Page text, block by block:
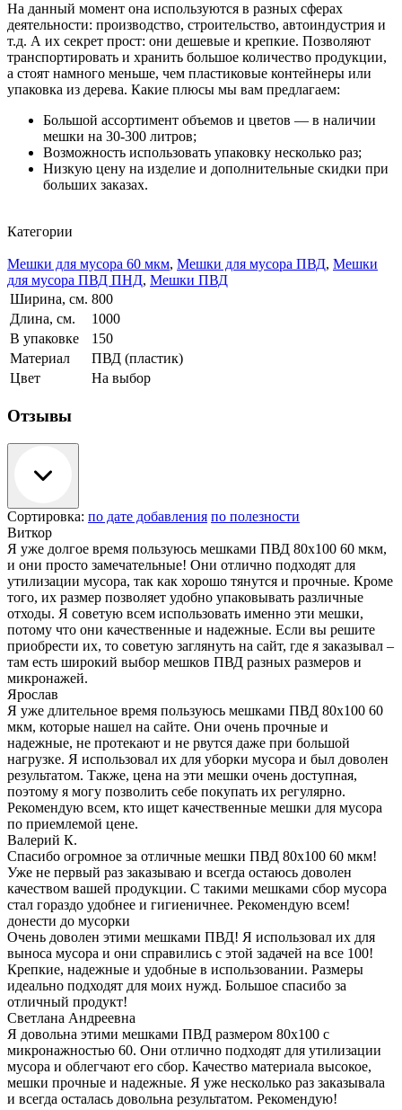
На данный момент она используются в разных сферах
деятельности: производство, строительство, автоиндустрия и
т.д. А их секрет прост: они дешевые и крепкие. Позволяют
транспортировать и хранить большое количество продукции,
а стоят намного меньше, чем пластиковые контейнеры или
упаковка из дерева. Какие плюсы мы вам предлагаем:
Большой ассортимент объемов и цветов — в наличии
мешки на 30-300 литров;
Возможность использовать упаковку несколько раз;
Низкую цену на изделие и дополнительные скидки при
больших заказах.
Категории
Мешки для мусора 60 мкм, Мешки для мусора ПВД, Мешки
для мусора ПВД ПНД, Мешки ПВД
Ширина, см. 800
Длина, см.
1000
В упаковке
150
Материал
ПВД (пластик)
Цвет
На выбор
Отзывы
Сортировка: по дате добавления по полезности
Виткор
Я уже долгое время пользуюсь мешками ПВД 80x100 60 мкм,
и они просто замечательные! Они отлично подходят для
утилизации мусора, так как хорошо тянутся и прочные. Кроме
того, их размер позволяет удобно упаковывать различные
отходы. Я советую всем использовать именно эти мешки,
потому что они качественные и надежные. Если вы решите
приобрести их, то советую заглянуть на сайт, где я заказывал –
там есть широкий выбор мешков ПВД разных размеров и
микронажей.
Ярослав
Я уже длительное время пользуюсь мешками ПВД 80x100 60
мкм, которые нашел на сайте. Они очень прочные и
надежные, не протекают и не рвутся даже при большой
нагрузке. Я использовал их для уборки мусора и был доволен
результатом. Также, цена на эти мешки очень доступная,
поэтому я могу позволить себе покупать их регулярно.
Рекомендую всем, кто ищет качественные мешки для мусора
по приемлемой цене.
Валерий К.
Спасибо огромное за отличные мешки ПВД 80x100 60 мкм!
Уже не первый раз заказываю и всегда остаюсь доволен
качеством вашей продукции. С такими мешками сбор мусора
стал гораздо удобнее и гигиеничнее. Рекомендую всем!
донести до мусорки
Очень доволен этими мешками ПВД! Я использовал их для
выноса мусора и они справились с этой задачей на все 100!
Крепкие, надежные и удобные в использовании. Размеры
идеально подходят для моих нужд. Большое спасибо за
отличный продукт!
Светлана Андреевна
Я довольна этими мешками ПВД размером 80x100 с
микронажностью 60. Они отлично подходят для утилизации
мусора и облегчают его сбор. Качество материала высокое,
мешки прочные и надежные. Я уже несколько раз заказывала
и всегда осталась довольна результатом. Рекомендую!